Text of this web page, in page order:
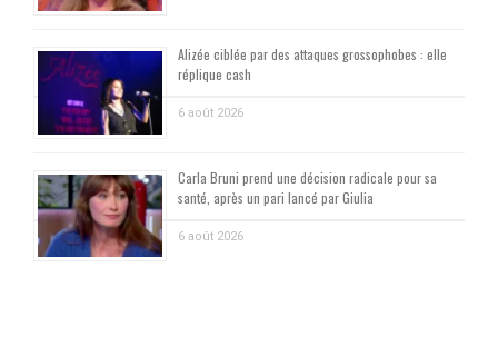
Alizée ciblée par des attaques grossophobes : elle
réplique cash
6 août 2026
Carla Bruni prend une décision radicale pour sa
santé, après un pari lancé par Giulia
6 août 2026